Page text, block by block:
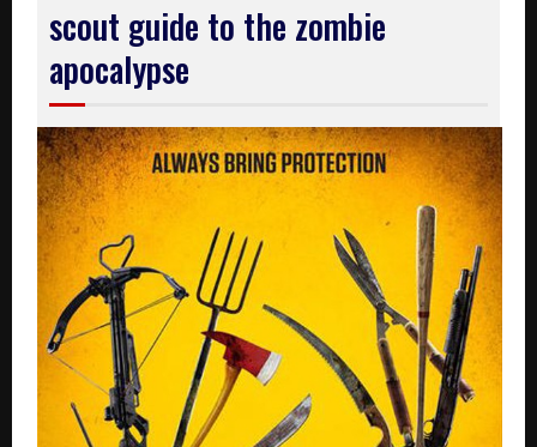
scout guide to the zombie
apocalypse